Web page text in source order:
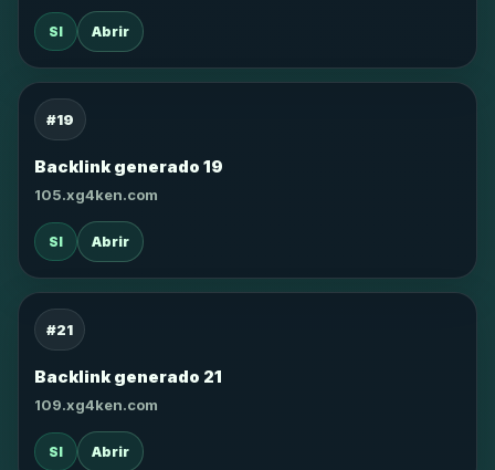
SI Abrir
#19
Backlink generado 19
105.xg4ken.com
SI Abrir
#21
Backlink generado 21
109.xg4ken.com
SI Abrir